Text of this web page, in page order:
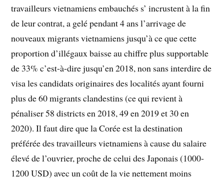
travailleurs vietnamiens embauchés s’ incrustent à la fin
de leur contrat, a gelé pendant 4 ans l’arrivage de
nouveaux migrants vietnamiens jusqu’à ce que cette
proportion d’illégaux baisse au chiffre plus supportable
de 33% c’est-à-dire jusqu’en 2018, non sans interdire de
visa les candidats originaires des localités ayant fourni
plus de 60 migrants clandestins (ce qui revient à
pénaliser 58 districts en 2018, 49 en 2019 et 30 en
2020). Il faut dire que la Corée est la destination
préférée des travailleurs vietnamiens à cause du salaire
élevé de l’ouvrier, proche de celui des Japonais (1000-
1200 USD) avec un coût de la vie nettement moins